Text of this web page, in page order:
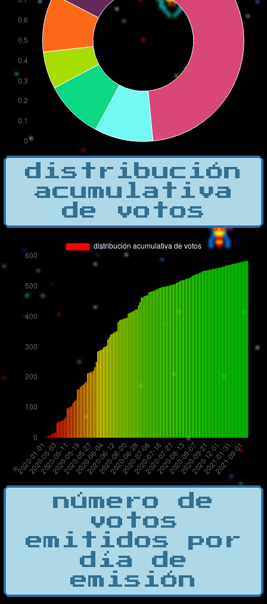
distribución
acumulativa
de votos
número de
votos
emitidos por
día de
emisión